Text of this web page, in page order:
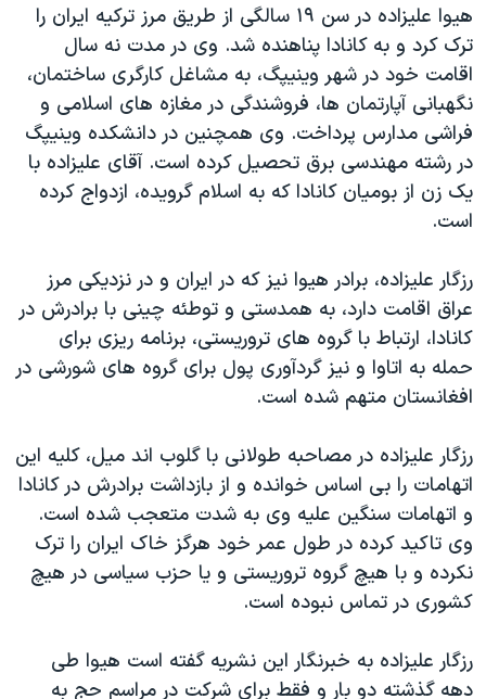
هیوا علیزاده در سن ١٩ سالگی از طریق مرز ترکیه ایران را
ترک کرد و به کانادا پناهنده شد. وی در مدت نه سال
اقامت خود در شهر وینیپگ، به مشاغل کارگری ساختمان،
نگهبانی آپارتمان ها، فروشندگی در مغازه های اسلامی و
فراشی مدارس پرداخت. وی همچنین در دانشکده وینیپگ
در رشته مهندسی برق تحصیل کرده است. آقای علیزاده با
یک زن از بومیان کانادا که به اسلام گرویده، ازدواج کرده
است.
رزگار علیزاده، برادر هیوا نیز که در ایران و در نزدیکی مرز
عراق اقامت دارد، به همدستی و توطئه چینی با برادرش در
کانادا، ارتباط با گروه های تروریستی، برنامه ریزی برای
حمله به اتاوا و نیز گردآوری پول برای گروه های شورشی در
افغانستان متهم شده است.
رزگار علیزاده در مصاحبه طولانی با گلوب اند میل، کلیه این
اتهامات را بی اساس خوانده و از بازداشت برادرش در کانادا
و اتهامات سنگین علیه وی به شدت متعجب شده است.
وی تاکید کرده در طول عمر خود هرگز خاک ایران را ترک
نکرده و با هیچ گروه تروریستی و یا حزب سیاسی در هیچ
کشوری در تماس نبوده است.
رزگار علیزاده به خبرنگار این نشریه گفته است هیوا طی
دهه گذشته دو بار و فقط برای شرکت در مراسم حج به